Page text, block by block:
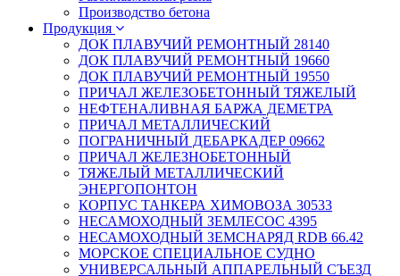
Производство бетона
Продукция
ДОК ПЛАВУЧИЙ РЕМОНТНЫЙ 28140
ДОК ПЛАВУЧИЙ РЕМОНТНЫЙ 19660
ДОК ПЛАВУЧИЙ РЕМОНТНЫЙ 19550
ПРИЧАЛ ЖЕЛЕЗОБЕТОННЫЙ ТЯЖЕЛЫЙ
НЕФТЕНАЛИВНАЯ БАРЖА ДЕМЕТРА
ПРИЧАЛ МЕТАЛЛИЧЕСКИЙ
ПОГРАНИЧНЫЙ ДЕБАРКАДЕР 09662
ПРИЧАЛ ЖЕЛЕЗНОБЕТОННЫЙ
ТЯЖЕЛЫЙ МЕТАЛЛИЧЕСКИЙ
ЭНЕРГОПОНТОН
КОРПУС ТАНКЕРА ХИМОВОЗА 30533
НЕСАМОХОДНЫЙ ЗЕМЛЕСОС 4395
НЕСАМОХОДНЫЙ ЗЕМСНАРЯД RDB 66.42
МОРСКОЕ СПЕЦИАЛЬНОЕ СУДНО
УНИВЕРСАЛЬНЫЙ АППАРЕЛЬНЫЙ СЪЕЗД